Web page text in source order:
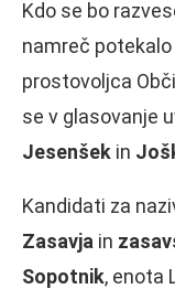
Kdo se bo
namreč
prostovoljca
se v glasovanje
Jesenšek in
Kandidati za
Zasavja in
Sopotnik, enota